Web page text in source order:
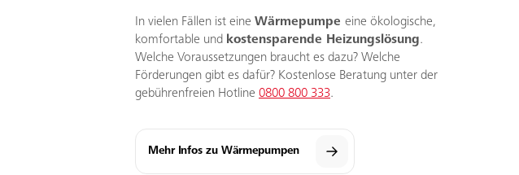
In vielen Fällen ist eine Wärmepumpe eine ökologische,
komfortable und kostensparende Heizungslösung.
Welche Voraussetzungen braucht es dazu? Welche
Förderungen gibt es dafür? Kostenlose Beratung unter der
gebührenfreien Hotline 0800 800 333.
Mehr Infos zu Wärmepumpen